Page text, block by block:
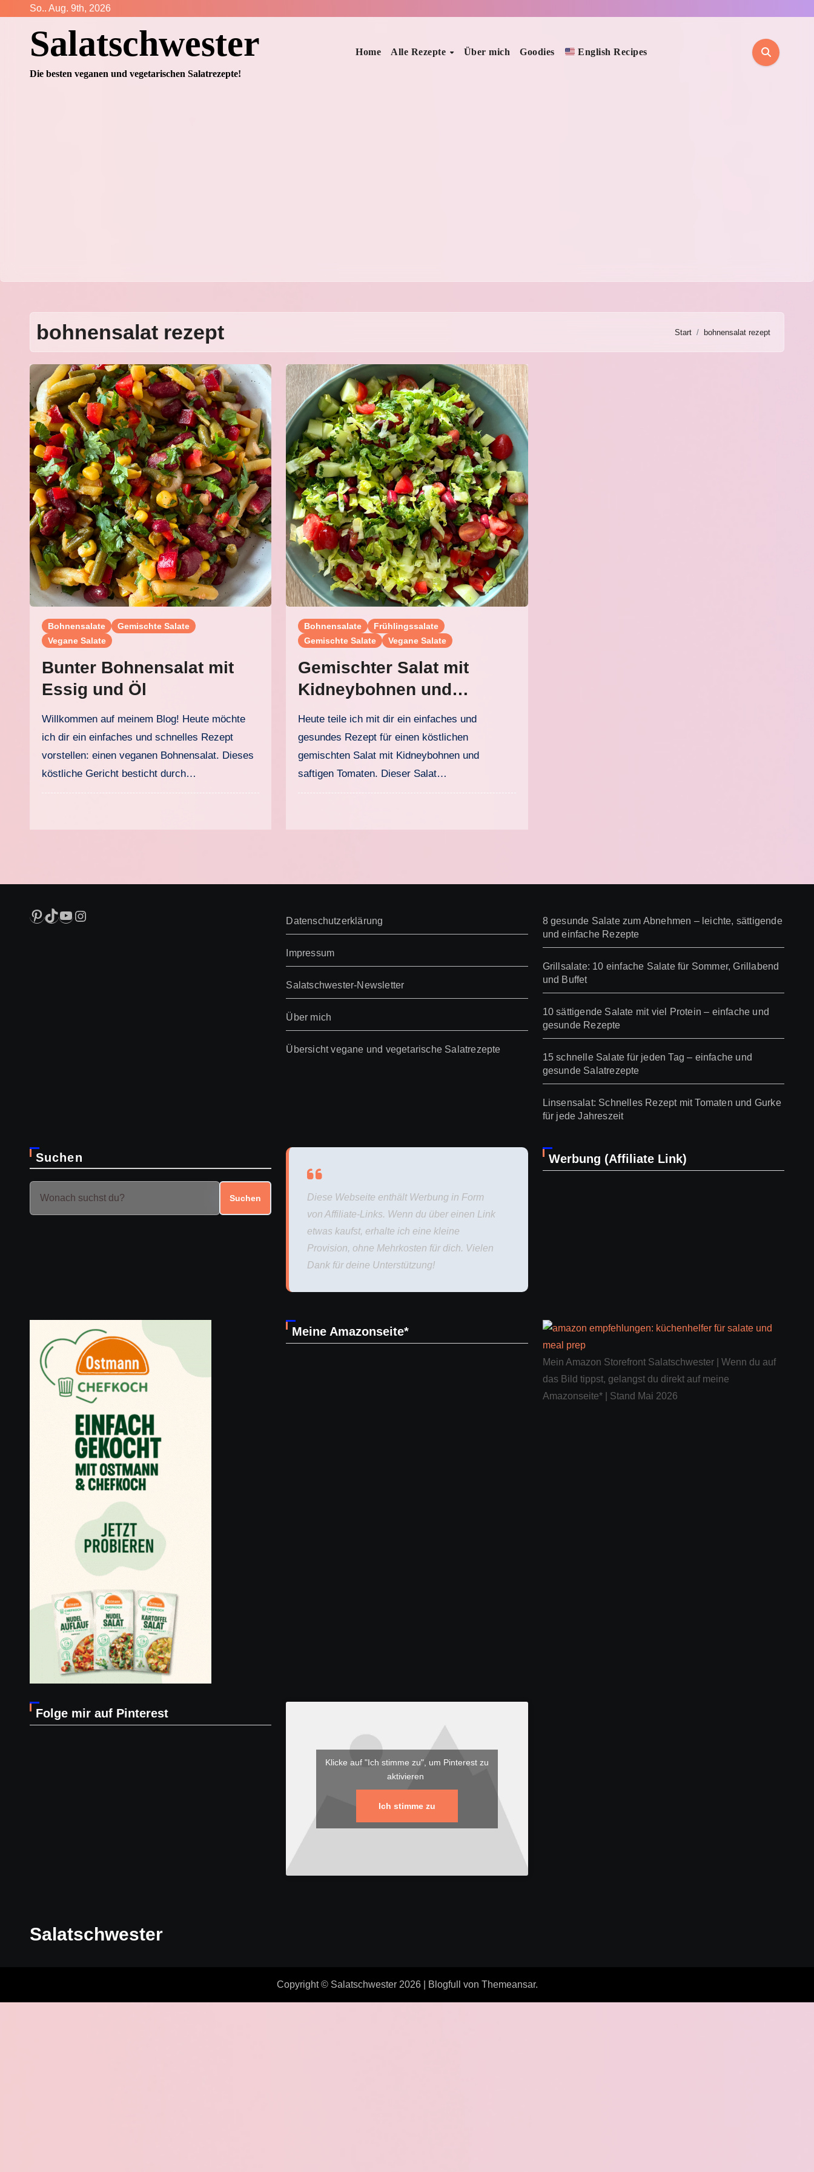
springen
So.. Aug. 9th, 2026
Salatschwester
Die besten veganen und vegetarischen Salatrezepte!
Home Alle Rezepte Über mich Goodies English Recipes
bohnensalat rezept Start bohnensalat rezept
Bohnensalate
Gemischte Salate
Vegane Salate
Bunter Bohnensalat mit
Essig und Öl
Willkommen auf meinem Blog! Heute möchte
ich dir ein einfaches und schnelles Rezept
vorstellen: einen veganen Bohnensalat. Dieses
köstliche Gericht besticht durch…
Bohnensalate
Frühlingssalate
Gemischte Salate
Vegane Salate
Gemischter Salat mit
Kidneybohnen und
Tomaten
Heute teile ich mit dir ein einfaches und
gesundes Rezept für einen köstlichen
gemischten Salat mit Kidneybohnen und
saftigen Tomaten. Dieser Salat…
Pinterest
TikTok
YouTube
Instagram Datenschutzerklärung
Impressum
Salatschwester-Newsletter
Über mich
Übersicht vegane und vegetarische Salatrezepte
8 gesunde Salate zum Abnehmen – leichte, sättigende
und einfache Rezepte
Grillsalate: 10 einfache Salate für Sommer, Grillabend
und Buffet
10 sättigende Salate mit viel Protein – einfache und
gesunde Rezepte
15 schnelle Salate für jeden Tag – einfache und
gesunde Salatrezepte
Linsensalat: Schnelles Rezept mit Tomaten und Gurke
für jede Jahreszeit
Suchen
Suchen
Diese Webseite enthält Werbung in Form
von Affiliate-Links. Wenn du über einen Link
etwas kaufst, erhalte ich eine kleine
Provision, ohne Mehrkosten für dich. Vielen
Dank für deine Unterstützung!
Werbung (Affiliate Link)
Meine Amazonseite*
Mein Amazon Storefront Salatschwester | Wenn du auf
das Bild tippst, gelangst du direkt auf meine
Amazonseite* | Stand Mai 2026
Folge mir auf Pinterest
Klicke auf "Ich stimme zu", um Pinterest zu
aktivieren
Ich stimme zu
Salatschwester
Copyright © Salatschwester 2026 Blogfull von Themeansar.